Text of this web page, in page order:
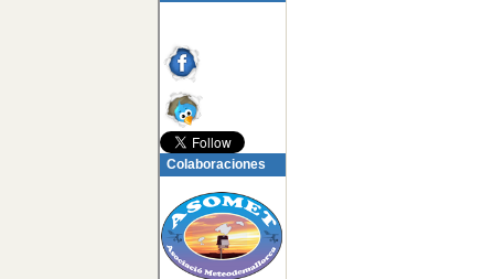
Colaboraciones